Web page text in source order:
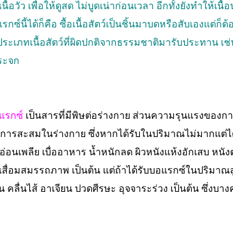
นื้อวัว เพื่อให้ดูสด ไม่บูดเน่าก่อนเวลา อีกทั้งยังทำให้เ
รกซ์นี้ได้ก็คือ ซื้อเนื้อสัตว์เป็นชิ้นมาบดหรือสับเองแต่ก็ต้
ะเภทเนื้อสัตว์ที่ผิดปกติจากธรรมชาติมารับประทาน เช่
จก
รกซ์ เป็นสารที่มีพิษต่อร่างกาย ส่วนความรุนแรงของ
รสะสมในร่างกาย ซึ่งหากได้รับในปริมาณไม่มากแต่ไ
อนเพลีย เบื่ออาหาร น้ำหนักลด ผิวหนังแห้งอักเสบ หนั
สื่อมสมรรถภาพ เป็นต้น แต่ถ้าได้รับบอแรกซ์ในปริมาณ
คลื่นไส้ อาเจียน ปวดศีรษะ อุจจาระร่วง เป็นต้น ซึ่งบา